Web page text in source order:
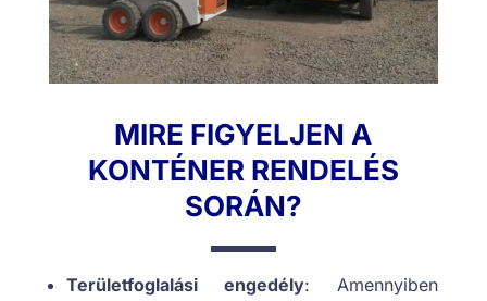
MIRE FIGYELJEN A
KONTÉNER RENDELÉS
SORÁN?
Területfoglalási engedély: Amennyiben